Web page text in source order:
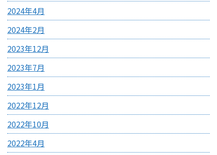
2024年4月
2024年2月
2023年12月
2023年7月
2023年1月
2022年12月
2022年10月
2022年4月